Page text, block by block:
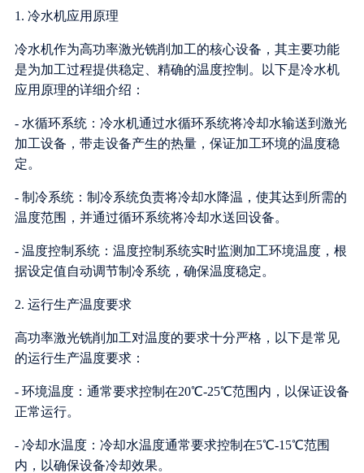
1. 冷水机应用原理
冷水机作为高功率激光铣削加工的核心设备，其主要功能
是为加工过程提供稳定、精确的温度控制。以下是冷水机
应用原理的详细介绍：
- 水循环系统：冷水机通过水循环系统将冷却水输送到激光
加工设备，带走设备产生的热量，保证加工环境的温度稳
定。
- 制冷系统：制冷系统负责将冷却水降温，使其达到所需的
温度范围，并通过循环系统将冷却水送回设备。
- 温度控制系统：温度控制系统实时监测加工环境温度，根
据设定值自动调节制冷系统，确保温度稳定。
2. 运行生产温度要求
高功率激光铣削加工对温度的要求十分严格，以下是常见
的运行生产温度要求：
- 环境温度：通常要求控制在20℃-25℃范围内，以保证设备
正常运行。
- 冷却水温度：冷却水温度通常要求控制在5℃-15℃范围
内，以确保设备冷却效果。